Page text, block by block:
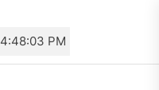
4:48:03 PM